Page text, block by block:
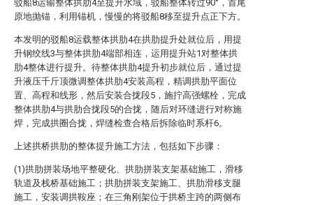
驳船8运输整体拱肋4至提升水域，驳船整体转过90°，首尾
原地抛锚，利用锚机，慢慢的将驳船8移至提升点正下方。
本发明的驳船8运载整体拱肋4在拱肋提升处就位后，用提
升钢绞线3与整体拱肋4端部相连，运用提升站1对整体拱
肋4整体进行提升。待整体拱肋4提升初步就位后，通过提
升液压千斤顶微调整体拱肋4安装高程，精调拱肋平面位
置、高程和线形，然后安装合拢段5，施拧高强螺栓，完成
整体拱肋4与拱肋合拢段5的合拢，随后对环缝进行对称施
焊，完成拱圈合拢，焊缝检查合格后拆除临时系杆6。
上述拱桥拱肋的整体提升施工方法，包括如下步骤：
(1)拱肋拼装场地平整硬化、拱肋拼装支架基础施工，滑移
轨道及栈桥基础施工；拱肋拼装支架施工、拱肋滑移支腿
施工，安装调拱鞍座；在三角刚架位于拱桥主跨的两侧布